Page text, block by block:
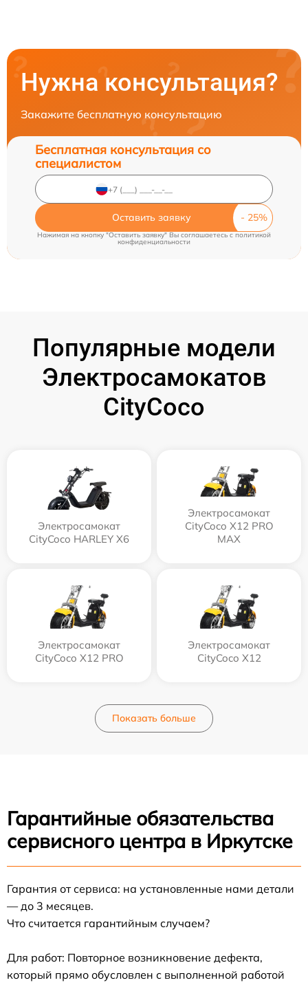
Нужна консультация?
Закажите бесплатную консультацию
Бесплатная консультация со
специалистом
Оставить заявку
Нажимая на кнопку "Оставить заявку" Вы соглашаетесь cполитикой
конфиденциальности
Популярные модели
Электросамокатов
CityCoco
Электросамокат
CityCoco HARLEY X6
Электросамокат
CityCoco X12 PRO
MAX
Электросамокат
CityCoco X12 PRO
Электросамокат
CityCoco X12
Показать больше
Гарантийные обязательства
сервисного центра в Иркутске
Гарантия от сервиса: на установленные нами детали
— до 3 месяцев.
Что считается гарантийным случаем?
Для работ: Повторное возникновение дефекта,
который прямо обусловлен с выполненной работой